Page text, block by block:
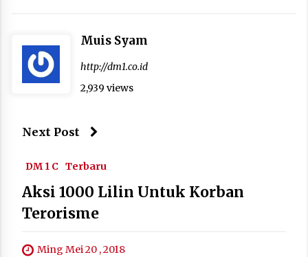
Muis Syam
http://dm1.co.id
2,939 views
Next Post
DM 1 C Terbaru
Aksi 1000 Lilin Untuk Korban
Terorisme
Ming Mei 20 , 2018